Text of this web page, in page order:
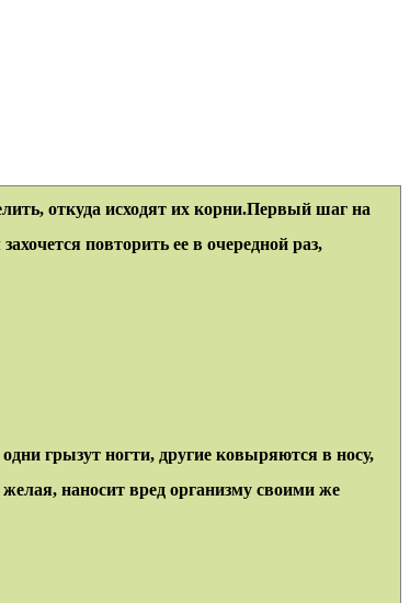
откуда исходят их корни.Первый шаг на
повторить ее в очередной раз,
грызут ногти, другие ковыряются в носу,
наносит вред организму своими же